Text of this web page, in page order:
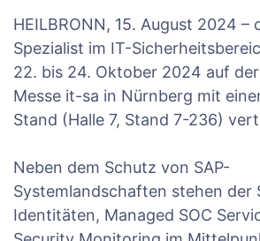
HEILBRONN, 15. August 2024 –
Spezialist im IT-
22. bis 24. Oktober 2024 auf
Messe it-sa in Nürnberg mit
Stand (Halle 7, Stand 7-236)
Neben dem Schutz von SAP-
Systemlandschaften stehen der
Identitäten, Managed SOC